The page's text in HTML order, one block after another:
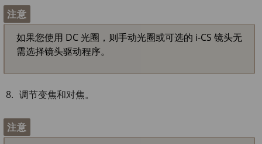
注意
如果您使用 DC 光圈，则手动光圈或可选的 i-CS 镜头无
需选择镜头驱动程序。
调节变焦和对焦。
注意